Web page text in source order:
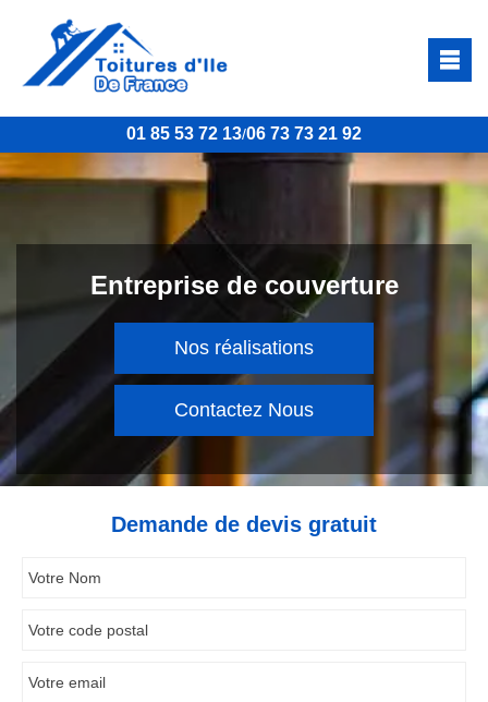
01 85 53 72 13/06 73 73 21 92
Entreprise de couverture
Nos réalisations
Contactez Nous
Demande de devis gratuit